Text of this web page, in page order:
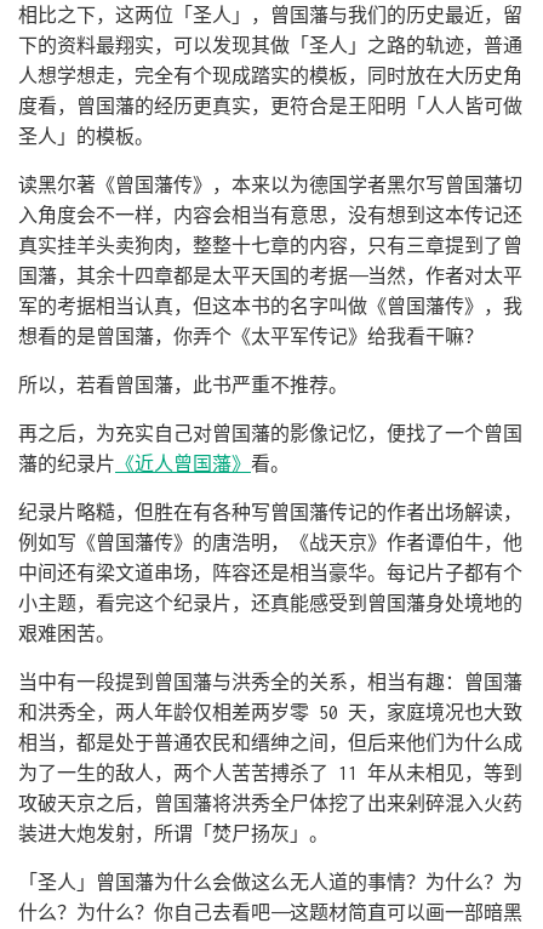
相比之下，这两位「圣人」，曾国藩与我们的历史最近，留
下的资料最翔实，可以发现其做「圣人」之路的轨迹，普通
人想学想走，完全有个现成踏实的模板，同时放在大历史角
度看，曾国藩的经历更真实，更符合是王阳明「人人皆可做
圣人」的模板。
读黑尔著《曾国藩传》，本来以为德国学者黑尔写曾国藩切
入角度会不一样，内容会相当有意思，没有想到这本传记还
真实挂羊头卖狗肉，整整十七章的内容，只有三章提到了曾
国藩，其余十四章都是太平天国的考据——当然，作者对太平
军的考据相当认真，但这本书的名字叫做《曾国藩传》，我
想看的是曾国藩，你弄个《太平军传记》给我看干嘛？
所以，若看曾国藩，此书严重不推荐。
再之后，为充实自己对曾国藩的影像记忆，便找了一个曾国
藩的纪录片 《近人曾国藩》 看。
纪录片略糙，但胜在有各种写曾国藩传记的作者出场解读，
例如写《曾国藩传》的唐浩明，《战天京》作者谭伯牛，他
中间还有梁文道串场，阵容还是相当豪华。每记片子都有个
小主题，看完这个纪录片，还真能感受到曾国藩身处境地的
艰难困苦。
当中有一段提到曾国藩与洪秀全的关系，相当有趣：曾国藩
和洪秀全，两人年龄仅相差两岁零 50 天，家庭境况也大致
相当，都是处于普通农民和缙绅之间，但后来他们为什么成
为了一生的敌人，两个人苦苦搏杀了 11 年从未相见，等到
攻破天京之后，曾国藩将洪秀全尸体挖了出来剁碎混入火药
装进大炮发射，所谓「焚尸扬灰」。
「圣人」曾国藩为什么会做这么无人道的事情？为什么？为
什么？为什么？你自己去看吧——这题材简直可以画一部暗黑